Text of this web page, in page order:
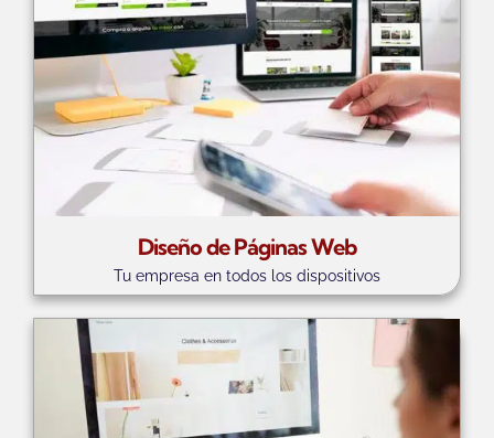
Diseño de Páginas Web
Tu empresa en todos los dispositivos